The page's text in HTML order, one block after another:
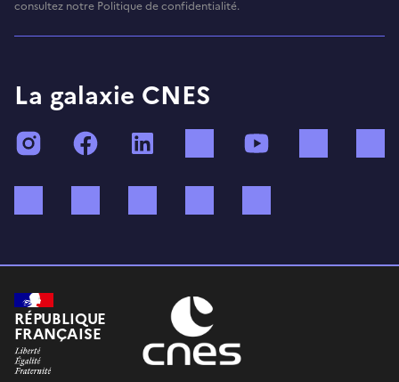
consultez notre Politique de confidentialité.
La galaxie CNES
InstagramFacebook TikTok
RÉPUBLIQUE
FRANÇAISE